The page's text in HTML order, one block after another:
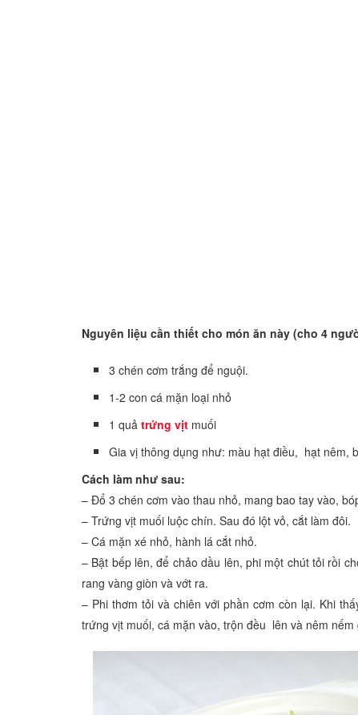
Nguyên liệu cần thiết cho món ăn này (cho 4
3 chén cơm trắng để nguội.
1-2 con cá mặn loại nhỏ
1 quảtrứng vịt muối
Gia vị thông dụng như: màu hạt điều, hạt
Cách làm như sau:
– Đổ 3 chén cơm vào thau nhỏ, mang bao tay vào,
– Trứng vịt muối luộc chín. Sau đó lột vỏ, cắt làm đôi.
– Cá mặn xé nhỏ, hành lá cắt nhỏ.
– Bật bếp lên, để chảo dầu lên, phi một chút tỏi rồi
rang vàng giòn và vớt ra.
– Phi thơm tỏi và chiên với phần cơm còn lại. Khi
trứng vịt muối, cá mặn vào, trộn đều lên và nêm nếm